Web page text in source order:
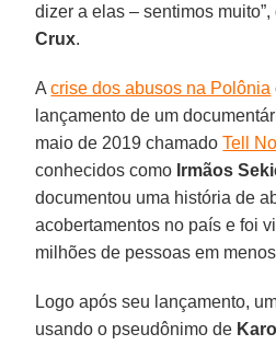
dizer a elas – sentimos muito”,
Crux.
Acrise dos abusos na Polônia
lançamento de um
maio de 2019 chamadoTell
conhecidos como Irmãos
documentou uma história de
acobertamentos no país e foi
milhões de pessoas em
Logo após seu lançamento,
usando o pseudônimo de